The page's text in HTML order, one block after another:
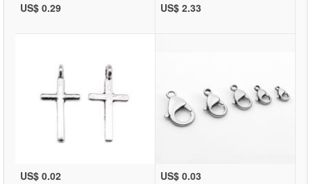
US$ 0.29 US$ 2.33
US$ 0.02 US$ 0.03